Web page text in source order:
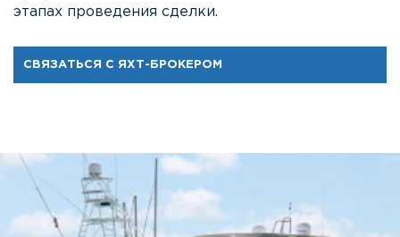
этапах проведения сделки.
СВЯЗАТЬСЯ С ЯХТ-БРОКЕРОМ